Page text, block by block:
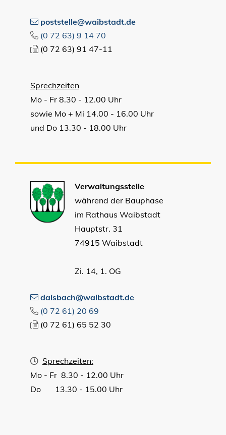
poststelle@waibstadt.de
(0 72 63) 9 14 70
(0 72 63) 91 47-11
Sprechzeiten
Mo - Fr 8.30 - 12.00 Uhr
sowie Mo + Mi 14.00 - 16.00 Uhr
und Do 13.30 - 18.00 Uhr
Verwaltungsstelle
während der Bauphase
im Rathaus Waibstadt
Hauptstr. 31
74915 Waibstadt
Zi. 14, 1. OG
daisbach@waibstadt.de
(0 72 61) 20 69
(0 72 61) 65 52 30
Sprechzeiten:
Mo - Fr 8.30 - 12.00 Uhr
Do 13.30 - 15.00 Uhr